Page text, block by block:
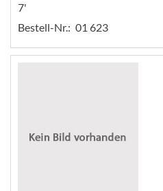
7'
Bestell-Nr.: 01 623